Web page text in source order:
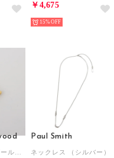
￥4,675
15%
Paul Smith
ネックレス （シルバー）